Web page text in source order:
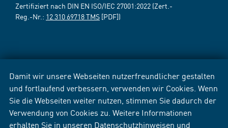
Damit wir unsere Webseiten nutzerfreundlicher gestalten
und fortlaufend verbessern, verwenden wir Cookies. Wenn
Sie die Webseiten weiter nutzen, stimmen Sie dadurch der
Verwendung von Cookies zu. Weitere Informationen
erhalten Sie in unseren Datenschutzhinweisen und
Zertifiziert nach DIN EN ISO/IEC 27001:2022 (Zert.-
Reg.-Nr.: 12 310 69718 TMS [PDF])